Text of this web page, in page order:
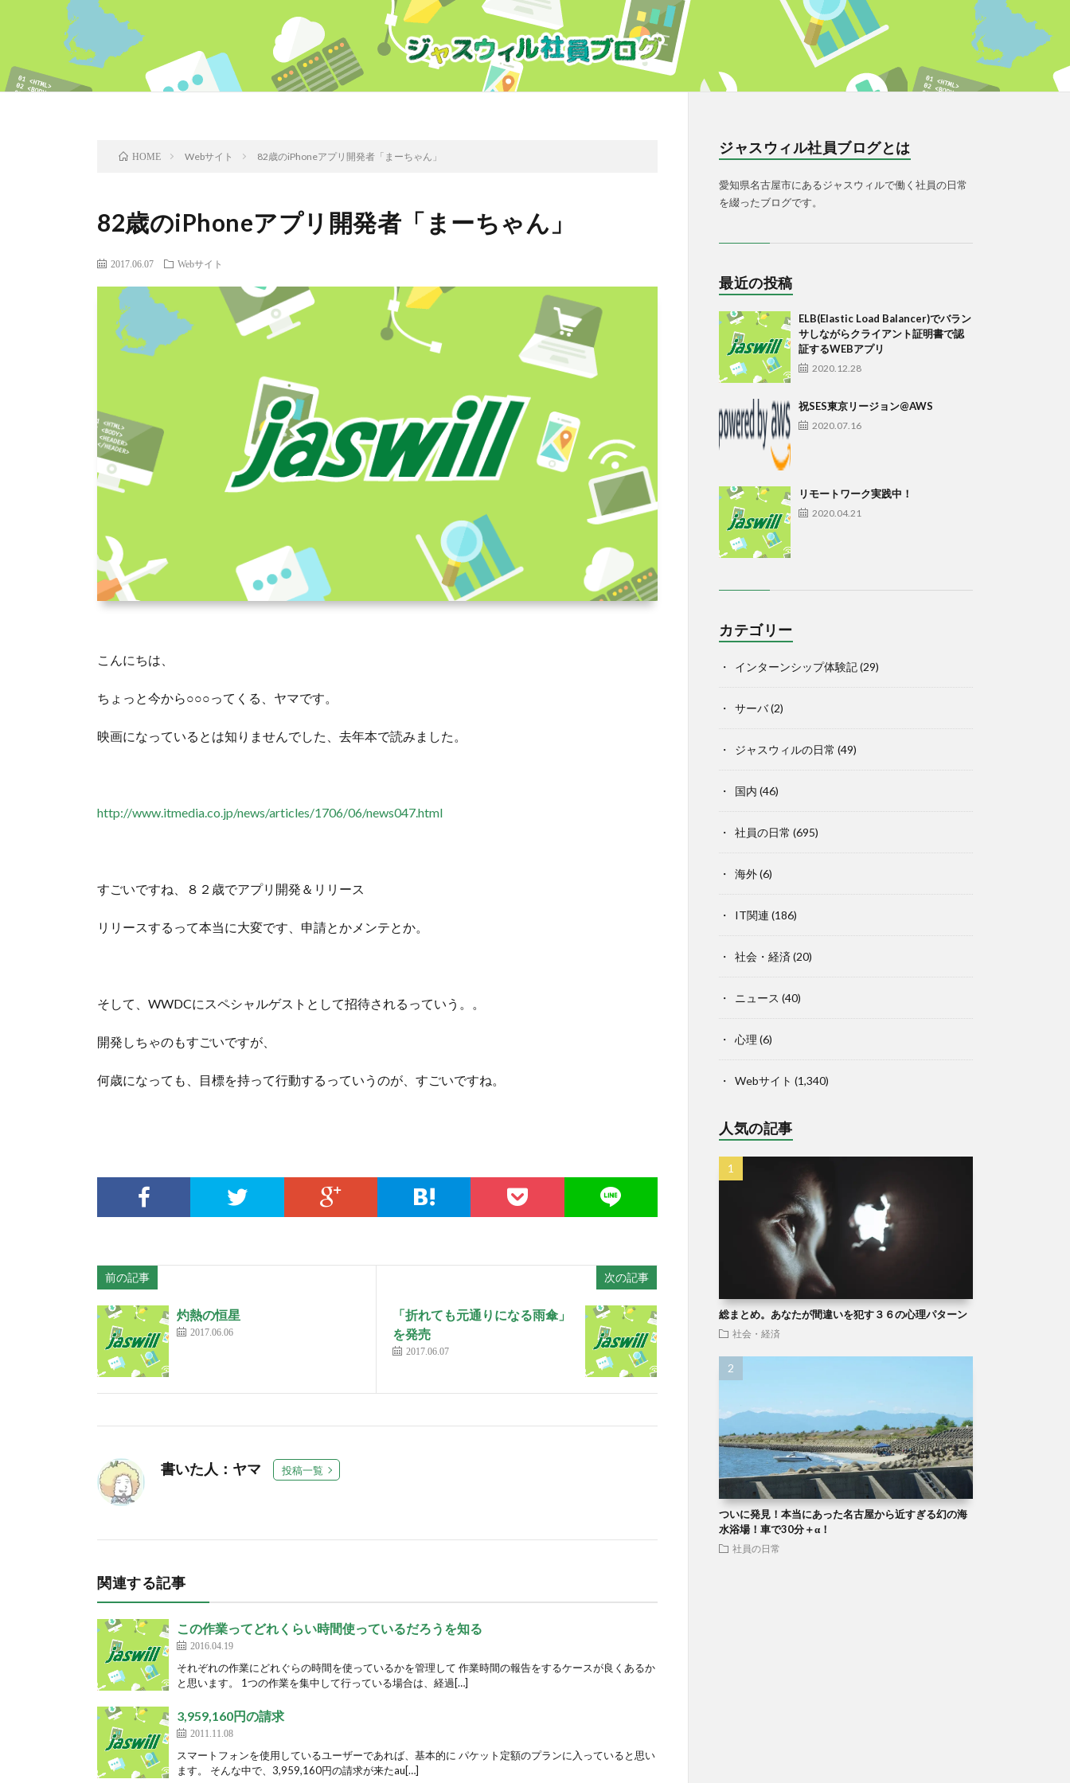
HOME Webサイト 82歳のiPhoneアプリ開発者「まーちゃん」
82歳のiPhoneアプリ開発者「まーちゃん」
2017.06.07 Webサイト
こんにちは、
ちょっと今から○○○ってくる、ヤマです。
映画になっているとは知りませんでした、去年本で読みました。
http://www.itmedia.co.jp/news/articles/1706/06/news047.html
すごいですね、８２歳でアプリ開発＆リリース
リリースするって本当に大変です、申請とかメンテとか。
そして、WWDCにスペシャルゲストとして招待されるっていう。。
開発しちゃのもすごいですが、
何歳になっても、目標を持って行動するっていうのが、すごいですね。
前の記事
灼熱の恒星
2017.06.06
次の記事
「折れても元通りになる雨傘」
を発売
2017.06.07
書いた人：ヤマ 投稿一覧
関連する記事
この作業ってどれくらい時間使っているだろうを知る
2016.04.19
それぞれの作業にどれぐらの時間を使っているかを管理して 作業時間の報告をするケースが良くあるか
と思います。 1つの作業を集中して行っている場合は、経過[…]
3,959,160円の請求
2011.11.08
スマートフォンを使用しているユーザーであれば、基本的に パケット定額のプランに入っていると思い
ます。 そんな中で、3,959,160円の請求が来たau[…]
ジャスウィル社員ブログとは
愛知県名古屋市にあるジャスウィルで働く社員の日常
を綴ったブログです。
最近の投稿
ELB(Elastic Load Balancer)でバラン
サしながらクライアント証明書で認
証するWEBアプリ
2020.12.28
祝SES東京リージョン@AWS
2020.07.16
リモートワーク実践中！
2020.04.21
カテゴリー
インターンシップ体験記(29)
サーバ(2)
ジャスウィルの日常 (49)
国内 (46)
社員の日常 (695)
海外(6)
IT関連 (186)
社会・経済(20)
ニュース (40)
心理 (6)
Webサイト (1,340)
人気の記事
総まとめ。あなたが間違いを犯す３６の心理パターン
社会・経済
ついに発見！本当にあった名古屋から近すぎる幻の海
水浴場！車で30分＋α！
社員の日常